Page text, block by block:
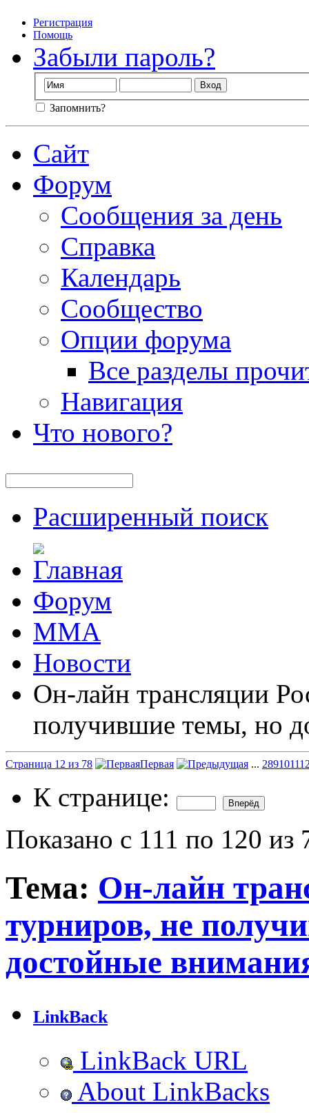
Регистрация
Помощь
Забыли пароль?
Запомнить?
Сайт
Форум
Сообщения за день
Справка
Календарь
Сообщество
Опции форума
Все разделы
Навигация
Что нового?
Расширенный поиск
Форум
ММА
Новости
Он-лайн трансляции
получившие темы, но
Страница 12 из 78 Первая ... 2891011
К странице:
Показано с 111 по 120 из
Тема: Он-лайн
турниров, не
достойные
LinkBack
LinkBack URL
About LinkBacks